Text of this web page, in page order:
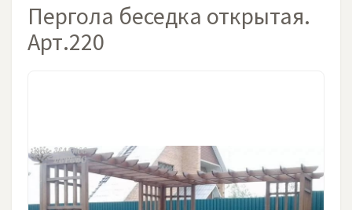
Пергола беседка открытая.
Арт.220